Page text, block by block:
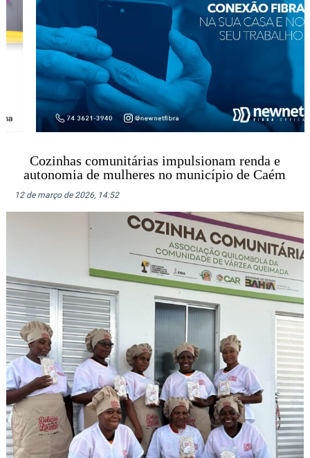
Cozinhas comunitárias impulsionam renda e
autonomia de mulheres no município de Caém
12 de março de 2026, 14:52